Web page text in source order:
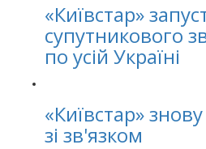
«Київстар»
супутникового
по усій Україні
«Київстар»
зі зв'язком